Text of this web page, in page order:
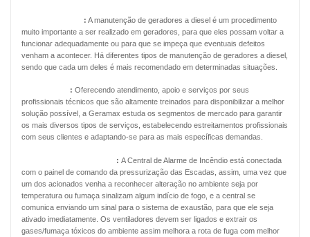
: A manutenção de geradores a diesel é um procedimento
muito importante a ser realizado em geradores, para que eles possam voltar a
funcionar adequadamente ou para que se impeça que eventuais defeitos
venham a acontecer. Há diferentes tipos de manutenção de geradores a diesel,
sendo que cada um deles é mais recomendado em determinadas situações.
: Oferecendo atendimento, apoio e serviços por seus
profissionais técnicos que são altamente treinados para disponibilizar a melhor
solução possível, a Geramax estuda os segmentos de mercado para garantir
os mais diversos tipos de serviços, estabelecendo estreitamentos profissionais
com seus clientes e adaptando-se para as mais específicas demandas.
: A Central de Alarme de Incêndio está conectada
com o painel de comando da pressurização das Escadas, assim, uma vez que
um dos acionados venha a reconhecer alteração no ambiente seja por
temperatura ou fumaça sinalizam algum indício de fogo, e a central se
comunica enviando um sinal para o sistema de exaustão, para que ele seja
ativado imediatamente. Os ventiladores devem ser ligados e extrair os
gases/fumaça tóxicos do ambiente assim melhora a rota de fuga com melhor